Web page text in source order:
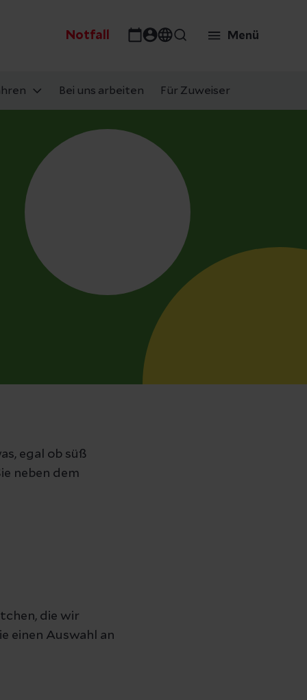
Notfall Menü
Bei uns arbeiten Für Zuweiser
egal ob süß
neben dem
die wir
einen Auswahl an